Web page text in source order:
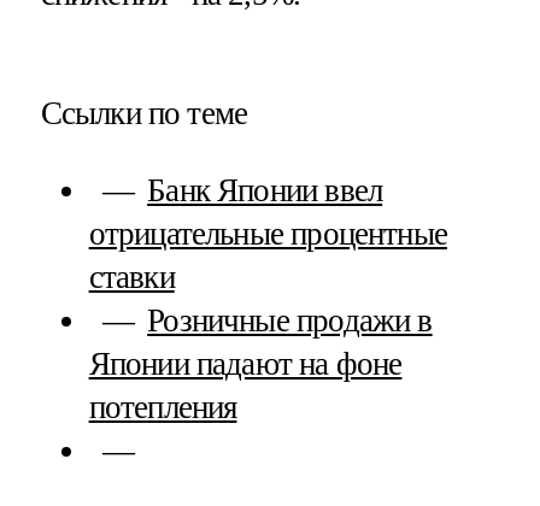
Ссылки по теме
Банк Японии ввел
отрицательные процентные
ставки
Розничные продажи в
Японии падают на фоне
потепления